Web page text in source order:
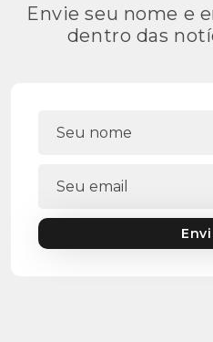
Envie seu nome e
dentro das